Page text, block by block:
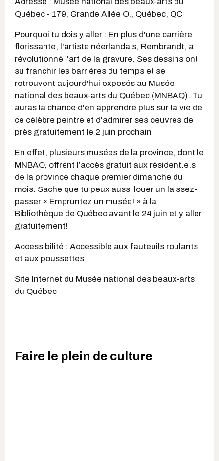
Québec - 179, Grande Allée O., Québec, QC
Pourquoi tu dois y aller : En plus d'une carrière
florissante, l'artiste néerlandais, Rembrandt, a
révolutionné l'art de la gravure. Ses dessins ont
su franchir les barrières du temps et se
retrouvent aujourd'hui exposés au Musée
national des beaux-arts du Québec (MNBAQ). Tu
auras la chance d'en apprendre plus sur la vie de
ce célèbre peintre et d'admirer ses oeuvres de
près gratuitement le 2 juin prochain.
En effet, plusieurs musées de la province, dont le
MNBAQ, offrent l’accès gratuit aux résident.e.s
de la province chaque premier dimanche du
mois. Sache que tu peux aussi louer un laissez-
passer « Empruntez un musée! » à la
Bibliothèque de Québec avant le 24 juin et y aller
gratuitement!
Accessibilité : Accessible aux fauteuils roulants
et aux poussettes
Site Internet du Musée national des beaux-arts
du Québec
Faire le plein de culture